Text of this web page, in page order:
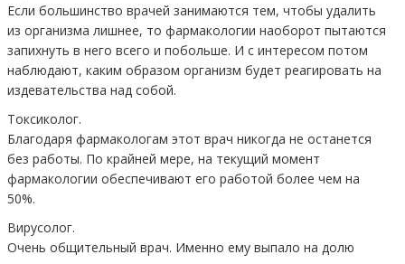
Если большинство врачей занимаются тем, чтобы удалить
из организма лишнее, то фармакологии наоборот пытаются
запихнуть в него всего и побольше. И с интересом потом
наблюдают, каким образом организм будет реагировать на
издевательства над собой.
Токсиколог.
Благодаря фармакологам этот врач никогда не останется
без работы. По крайней мере, на текущий момент
фармакологии обеспечивают его работой более чем на
50%.
Вирусолог.
Очень общительный врач. Именно ему выпало на долю